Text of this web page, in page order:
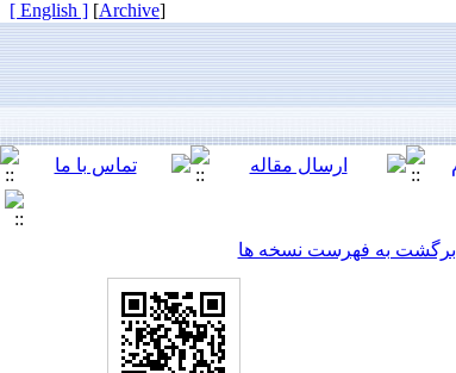
[
Archive
]
[ English ]
برگشت به فهرست نسخه ها